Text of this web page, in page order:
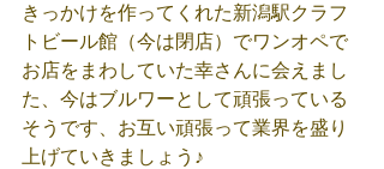
きっかけを作ってくれた新潟駅クラフ
トビール館（今は閉店）でワンオペで
お店をまわしていた幸さんに会えまし
た、今はブルワーとして頑張っている
そうです、お互い頑張って業界を盛り
上げていきましょう♪